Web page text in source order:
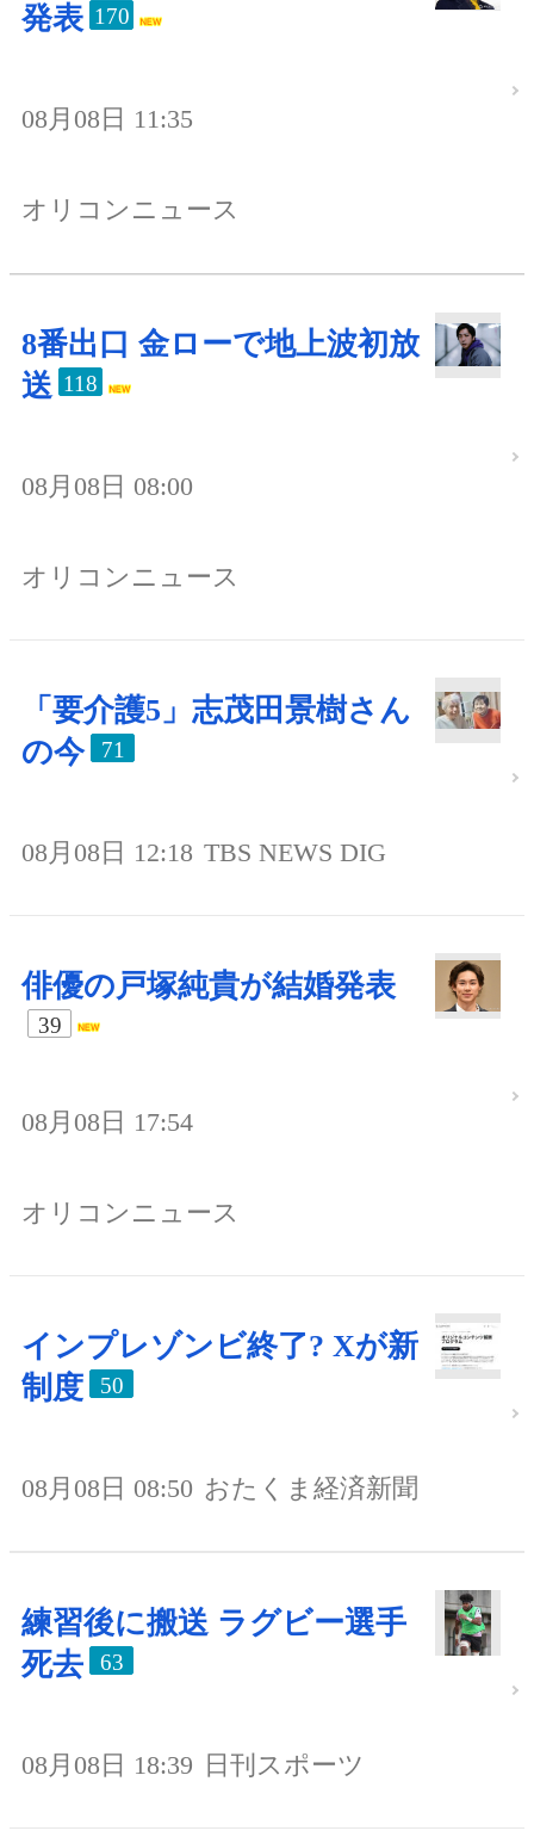
発表 170
08月08日 11:35
オリコンニュース
8番出口 金ローで地上波初放
送 118
08月08日 08:00
オリコンニュース
「要介護5」志茂田景樹さん
の今
71
08月08日 12:18 TBS NEWS DIG
俳優の戸塚純貴が結婚発表
39
08月08日 17:54
オリコンニュース
インプレゾンビ終了? Xが新
制度
50
08月08日 08:50 おたくま経済新聞
練習後に搬送 ラグビー選手
死去
63
08月08日 18:39 日刊スポーツ